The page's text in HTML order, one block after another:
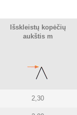
Išskleistų kopėčių
aukštis m
2,30